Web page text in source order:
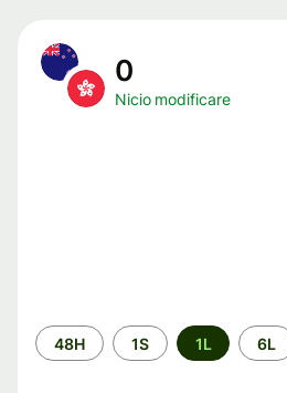
0
Nicio modificare
Perioada
48H 1S 1L 6L